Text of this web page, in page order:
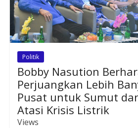
Politik
Bobby Nasution
Perjuangkan Lebih
Pusat untuk Sumut
Atasi Krisis Listrik
Views